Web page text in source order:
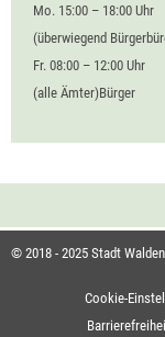
Mo. 15:00 – 18:00 Uhr
(überwiegend
Fr. 08:00 – 12:00 Uhr
(alle Ämter)Bürger
© 2018 - 2025 Stadt
Cookie-